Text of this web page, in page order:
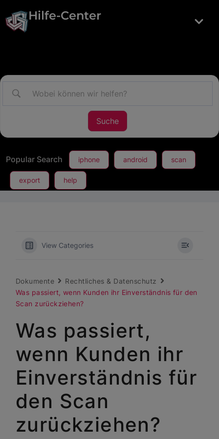
Hilfe-Center
Popular Search iphone android scan
export help
View Categories
Dokumente
Rechtliches & Datenschutz
Was passiert, wenn Kunden ihr Einverständnis für den
Scan zurückziehen?
Was passiert,
wenn Kunden ihr
Einverständnis für
den Scan
zurückziehen?